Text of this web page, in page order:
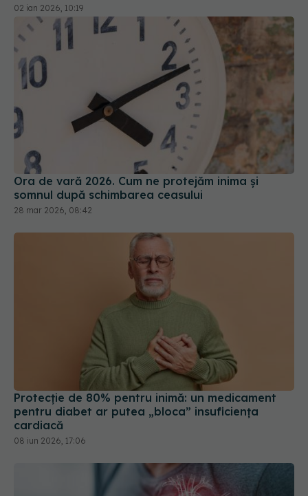
02 ian 2026, 10:19
Ora de vară 2026. Cum ne protejăm inima și
somnul după schimbarea ceasului
28 mar 2026, 08:42
Protecție de 80% pentru inimă: un medicament
pentru diabet ar putea „bloca” insuficiența
cardiacă
08 iun 2026, 17:06